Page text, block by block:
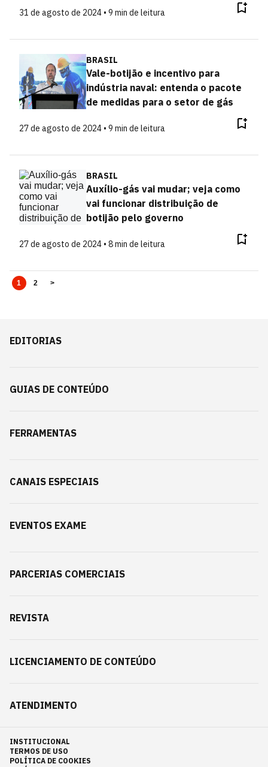
31 de agosto de 2024 • 9 min de leitura
BRASIL
Vale-botijão e incentivo para
indústria naval: entenda o pacote
de medidas para o setor de gás
27 de agosto de 2024 • 9 min de leitura
BRASIL
Auxílio-gás vai mudar; veja como
vai funcionar distribuição de
botijão pelo governo
27 de agosto de 2024 • 8 min de leitura
1 2 >
EDITORIAS
GUIAS DE CONTEÚDO
FERRAMENTAS
CANAIS ESPECIAIS
EVENTOS EXAME
PARCERIAS COMERCIAIS
REVISTA
LICENCIAMENTO DE CONTEÚDO
ATENDIMENTO
INSTITUCIONAL
TERMOS DE USO
POLÍTICA DE COOKIES